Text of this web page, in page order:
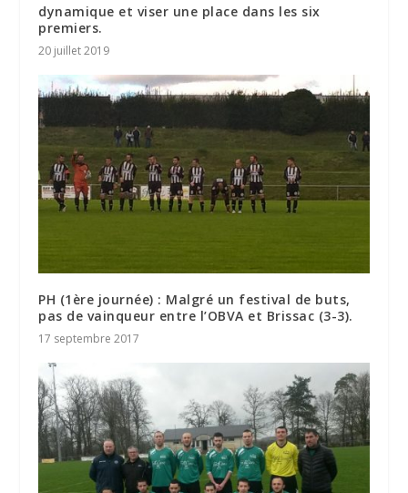
dynamique et viser une place dans les six
premiers.
20 juillet 2019
PH (1ère journée) : Malgré un festival de buts,
pas de vainqueur entre l’OBVA et Brissac (3-3).
17 septembre 2017